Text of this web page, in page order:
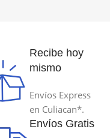
Recibe hoy
mismo
Envíos Express
en Culiacan*.
Envíos Gratis